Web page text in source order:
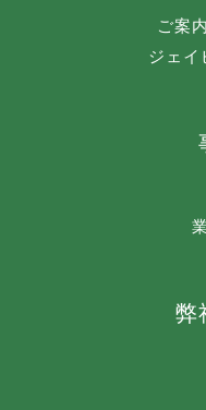
ご案
ジェイ
弊